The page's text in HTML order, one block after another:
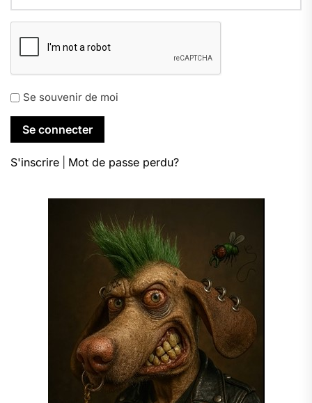
Se souvenir de moi
S'inscrire Mot de passe perdu?